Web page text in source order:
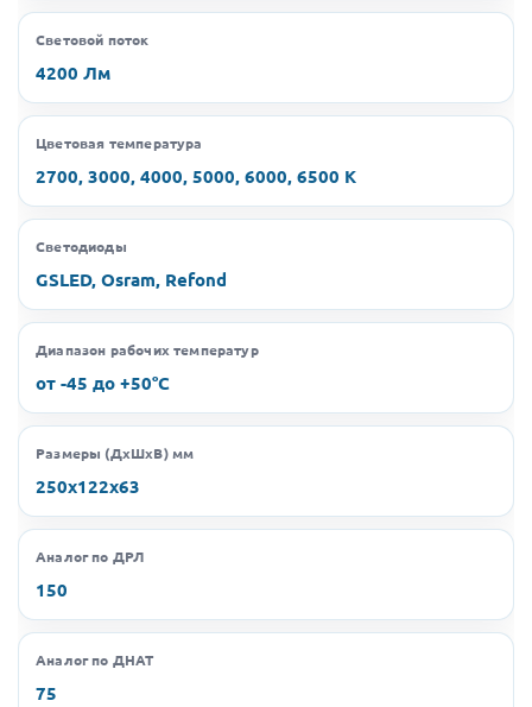
Световой поток
4200 Лм
Цветовая температура
2700, 3000, 4000, 5000, 6000, 6500 K
Светодиоды
GSLED, Osram, Refond
Диапазон рабочих температур
от -45 до +50°C
Размеры (ДхШхВ) мм
250х122х63
Аналог по ДРЛ
150
Аналог по ДНАТ
75